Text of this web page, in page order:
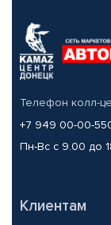
Телефон колл-
+7 949 00-00-
Пн-Вс с 9.00 до
Клиентам